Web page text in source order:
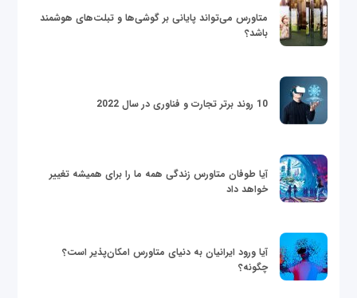
متاورس می‌تواند پایانی بر گوشی‌ها و تبلت‌های هوشمند
باشد؟
10 روند برتر تجارت و فناوری در سال 2022
آیا طوفان متاورس زندگی همه ما را برای همیشه تغییر
خواهد داد
آیا ورود ایرانیان به دنیای متاورس امکان‌پذیر است؟
چگونه؟